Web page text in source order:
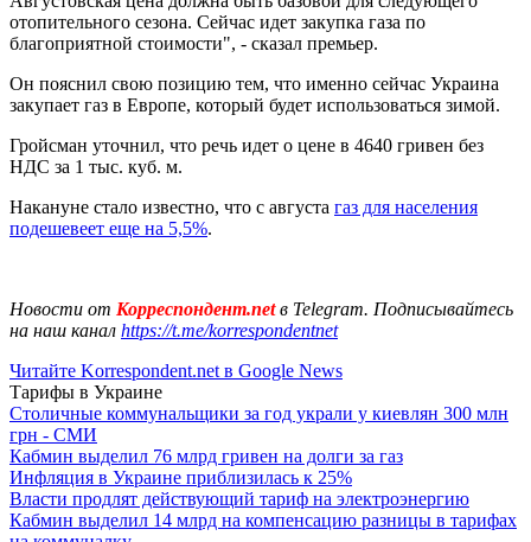
отопительного сезона. Сейчас идет закупка газа по
благоприятной стоимости", - сказал премьер.
Он пояснил свою позицию тем, что именно сейчас Украина
закупает газ в Европе, который будет использоваться зимой.
Гройсман уточнил, что речь идет о цене в 4640 гривен без
НДС за 1 тыс. куб. м.
Накануне стало известно, что с августа газ для населения
подешевеет еще на 5,5%.
Новости от Корреспондент.netв Telegram. Подписывайтесь
на наш канал https://t.me/korrespondentnet
Читайте Korrespondent.net в Google News
Тарифы в Украине
Столичные коммунальщики за год украли у киевлян 300 млн
грн - СМИ
Кабмин выделил 76 млрд гривен на долги за газ
Инфляция в Украине приблизилась к 25%
Власти продлят действующий тариф на электроэнергию
Кабмин выделил 14 млрд на компенсацию разницы в тарифах